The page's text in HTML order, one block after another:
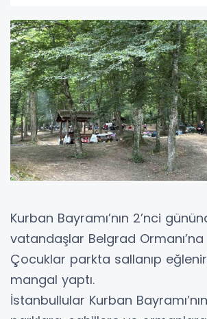
Kurban Bayramı’nın 2’nci
vatandaşlar Belgrad Ormanı’na
Çocuklar parkta sallanıp
mangal yaptı.
İstanbullular Kurban